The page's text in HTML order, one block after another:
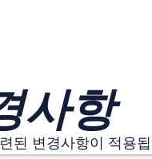
사항
된 변경사항이 적용